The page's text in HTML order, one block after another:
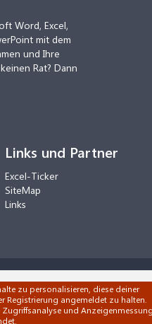
Word, Excel,
mit dem
und Ihre
Rat? Dann
Links und Partner
Excel-Ticker
SiteMap
Links
zu personalisieren, diese deiner
Registrierung angemeldet zu halten.
und